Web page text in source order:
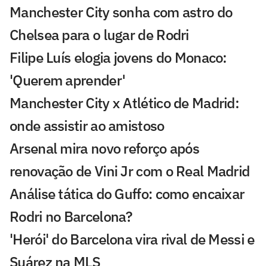
Manchester City sonha com astro do
Chelsea para o lugar de Rodri
Filipe Luís elogia jovens do Monaco:
'Querem aprender'
Manchester City x Atlético de Madrid:
onde assistir ao amistoso
Arsenal mira novo reforço após
renovação de Vini Jr com o Real Madrid
Análise tática do Guffo: como encaixar
Rodri no Barcelona?
'Herói' do Barcelona vira rival de Messi e
Suárez na MLS